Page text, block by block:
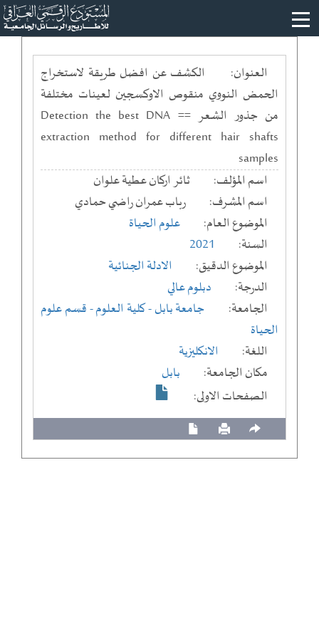
العنوان:
الكشف عن افضل طريقة لاستخراج
الحمض النووي منقوص الاوكسجين لعينات مختلفة
من جذور الشعر == Detection the best DNA
extraction method for different hair shafts
samples
اسم المؤلف:
ثائر اركان عطية علوان
اسم المشرف:
رباب عمران راضي حمادي
الموضوع العام:
علوم الحياة
السنة:
2021
الموضوع الدقيق:
الادلة الجنائية
الدرجة:
دبلوم عالي
الجامعة:
جامعة بابل- كلية العلوم- قسم علوم
الحياة
اللغة:
الانكليزية
مكان الجامعة:
بابل
الصفحات الاولى: